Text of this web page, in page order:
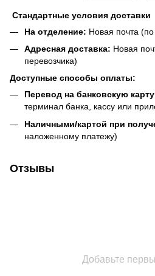
Стандартные условия доставки
На отделение: Новая почта
Адресная доставка: Новая
перевозчика)
Доступные способы оплаты:
Перевод на банковскую
терминал банка, кассу или
Наличными/картой при
наложенному платежу)
Отзывы
Добавьте